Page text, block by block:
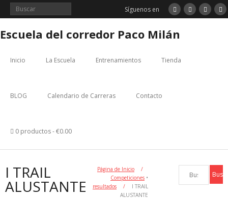
Saltar
Síguenos en
Escuela del corredor Paco Milán
Inicio La Escuela Entrenamientos Tienda
BLOG Calendario de Carreras Contacto
0 productos €0.00
I TRAIL
ALUSTANTE
Página de Inicio
/
Competiciones •
resultados
/
I TRAIL
ALUSTANTE